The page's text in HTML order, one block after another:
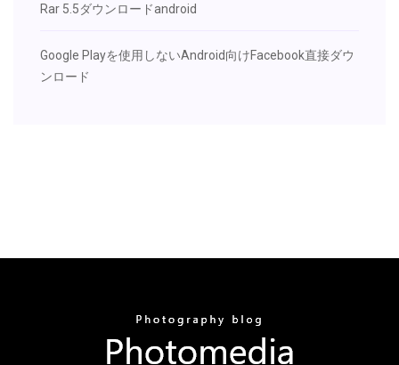
Rar 5.5ダウンロードandroid
Google Playを使用しないAndroid向けFacebook直接ダウ
ンロード